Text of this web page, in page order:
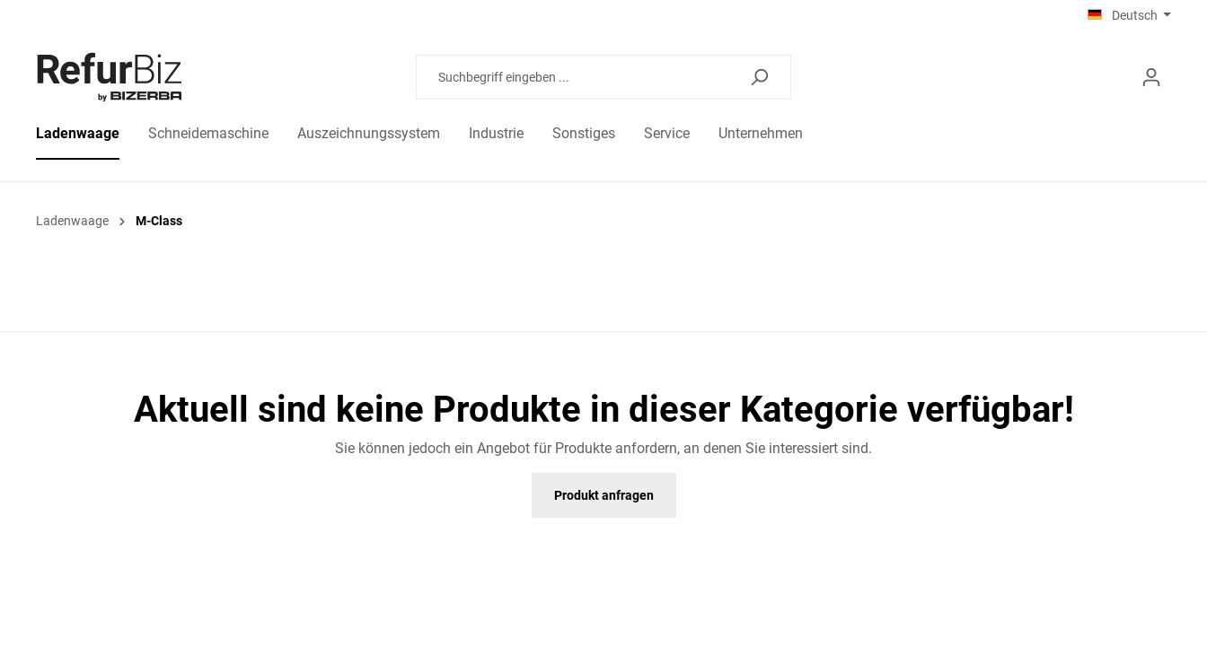
Deutsch
Ladenwaage Schneidemaschine Auszeichnungssystem Industrie Sonstiges Service Unternehmen
Ladenwaage M-Class
Aktuell sind keine Produkte in dieser Kategorie verfügbar!
Sie können jedoch ein Angebot für Produkte anfordern, an denen Sie interessiert sind.
Produkt anfragen